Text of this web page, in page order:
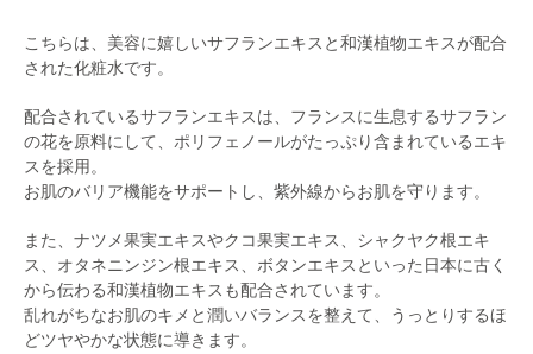
こちらは、美容に嬉しいサフランエキスと和漢植物エキスが配合
された化粧水です。
配合されているサフランエキスは、フランスに生息するサフラン
の花を原料にして、ポリフェノールがたっぷり含まれているエキ
スを採用。
お肌のバリア機能をサポートし、紫外線からお肌を守ります。
また、ナツメ果実エキスやクコ果実エキス、シャクヤク根エキ
ス、オタネニンジン根エキス、ボタンエキスといった日本に古く
から伝わる和漢植物エキスも配合されています。
乱れがちなお肌のキメと潤いバランスを整えて、うっとりするほ
どツヤやかな状態に導きます。